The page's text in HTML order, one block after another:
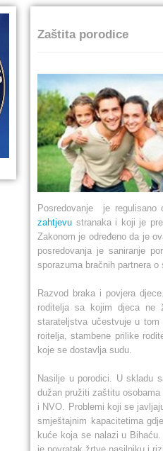
Zaštita porodice
Posredovanje je regulisano
zahtjevu stranaka i koji je
Zakonom je određeno da je
posredovanja je saniranje
sporazuma bračnih partnera
Razvod braka i povjera
roditelja sa kojim djeca ne
starateljstva učestvuje u
roitelja, stambene prilike
koje se dostavlja sudu.
Nasilje u porodici. U skladu
dužan pružiti zaštitu
i NVO. Problemi koji se
smještajnim kapacitetima
kuće koja se nalazi u